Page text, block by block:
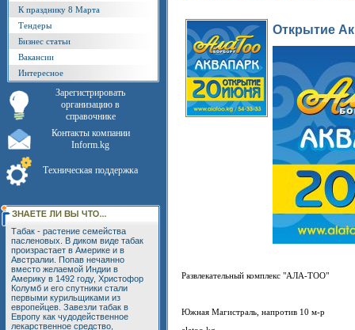
К празднику 8 Марта
Тендеры
Бизнес статьи
Вакансии
Интересное
Зарегистрировать
организацию в
справочнике
Контакты компании
Inform.kg
Техническая поддержка
Табак - растение семейства
пасленовых. В диком виде табак
произрастает в Америке и в
Австралии. Попав нечаянно
вместо желаемой Индии в
Америку в 1492 году, Христофор
Колумб и его спутники стали
первыми курильщиками из
европейцев. Завезли табак в
Европу как чудодейственное
лекарственное средство,
Открытие
Развлекательный комплекс "АЛА-ТОО"
Южная Магистраль, напротив 10 м-р